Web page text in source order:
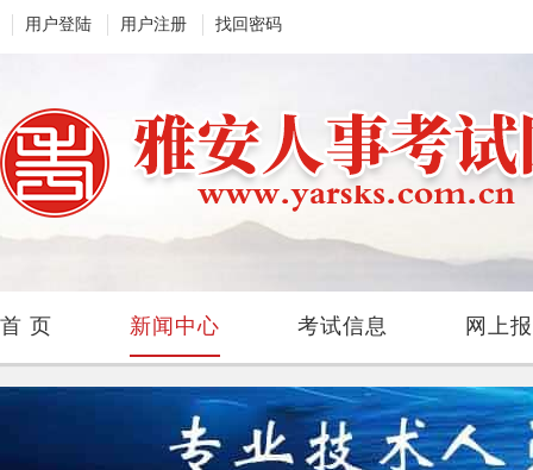
用户登陆 用户注册 找回密码
首 页 新闻中心 考试信息 网上